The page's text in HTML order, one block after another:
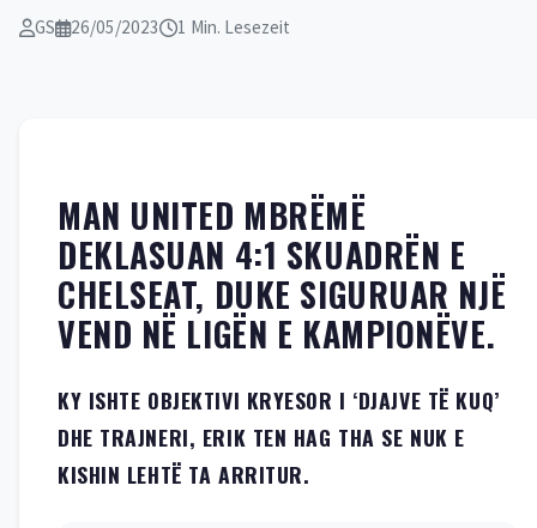
GS 26/05/2023 1 Min. Lesezeit
MAN UNITED MBRËMË
DEKLASUAN 4:1 SKUADRËN E
CHELSEAT, DUKE SIGURUAR NJË
VEND NË LIGËN E KAMPIONËVE.
KY ISHTE OBJEKTIVI KRYESOR I ‘DJAJVE TË KUQ’
DHE TRAJNERI, ERIK TEN HAG THA SE NUK E
KISHIN LEHTË TA ARRITUR.